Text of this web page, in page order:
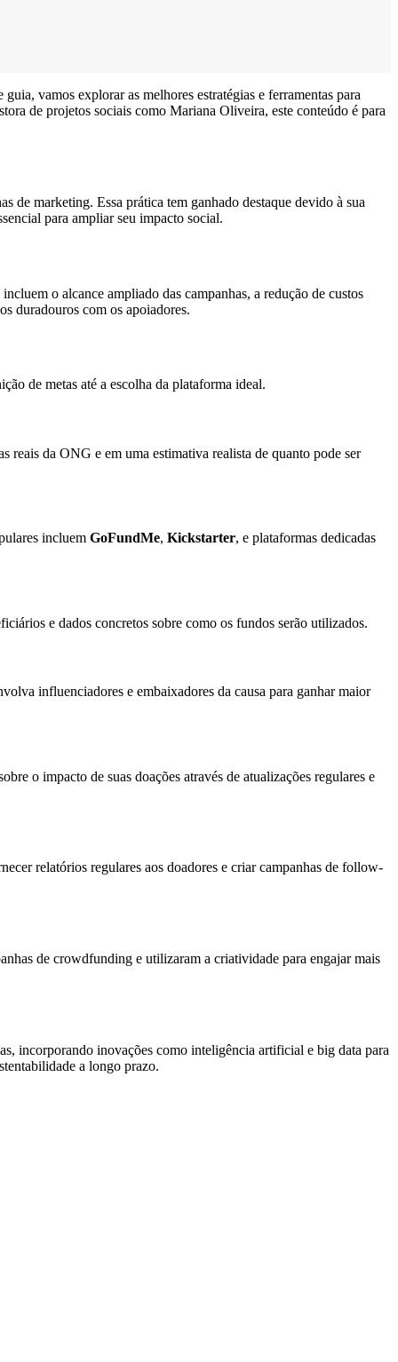
vamos explorar as melhores estratégias e ferramentas para
de projetos sociais como Mariana Oliveira, este conteúdo é para
de marketing. Essa prática tem ganhado destaque devido à sua
para ampliar seu impacto social.
o alcance ampliado das campanhas, a redução de custos
duradouros com os apoiadores.
de metas até a escolha da plataforma ideal.
reais da ONG e em uma estimativa realista de quanto pode ser
incluem GoFundMe, Kickstarter, e plataformas dedicadas
e dados concretos sobre como os fundos serão utilizados.
influenciadores e embaixadores da causa para ganhar maior
o impacto de suas doações através de atualizações regulares e
relatórios regulares aos doadores e criar campanhas de follow-
de crowdfunding e utilizaram a criatividade para engajar mais
incorporando inovações como inteligência artificial e big data para
a longo prazo.